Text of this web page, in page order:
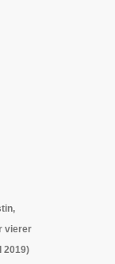
vierer
2019)